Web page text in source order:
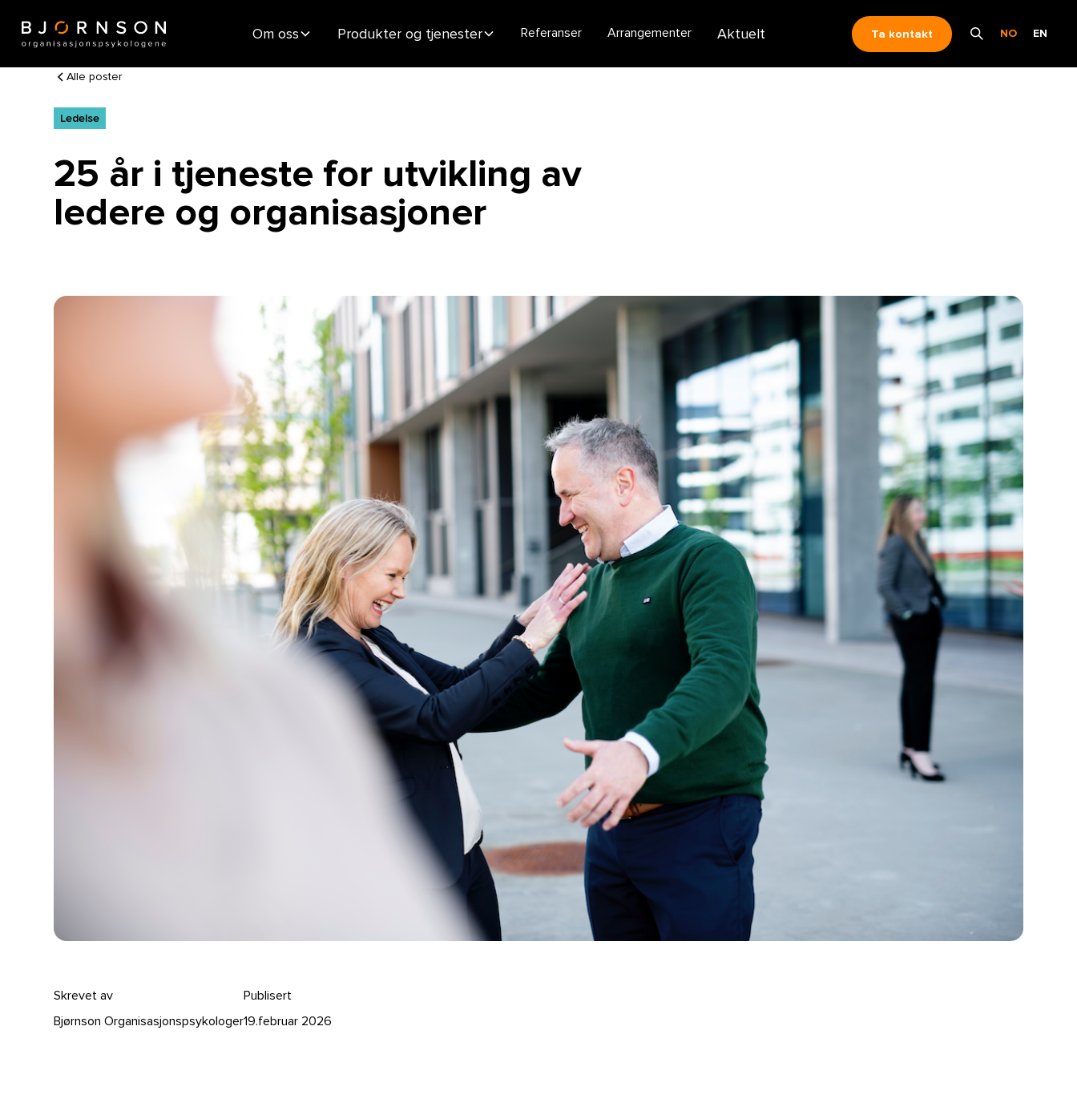
Om oss Produkter og tjenester Referanser Arrangementer Aktuelt Ta kontakt NO EN
Alle poster
Ledelse
25 år i tjeneste for utvikling av
ledere og organisasjoner
Skrevet av
Bjørnson Organisasjonspsykologer
Publisert
19.februar 2026